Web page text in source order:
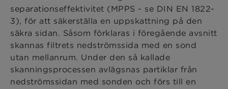
separationseffektivitet (MPPS - se DIN EN 1822-
3), för att säkerställa en uppskattning på den
säkra sidan. Såsom förklaras i föregående avsnitt
skannas filtrets nedströmssida med en sond
utan mellanrum. Under den så kallade
skanningsprocessen avlägsnas partiklar från
nedströmssidan med sonden och förs till en